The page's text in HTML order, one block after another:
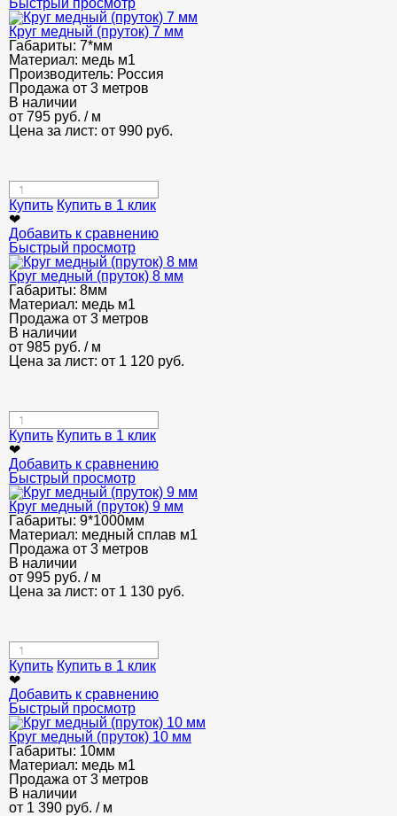
Быстрый просмотр
Круг медный (пруток) 7 мм
Габариты: 7*мм
Материал: медь м1
Производитель: Россия
Продажа от 3 метров
В наличии
от 795 руб. / м
Цена за лист: от 990 руб.
Купить Купить в 1 клик
❤
Добавить к сравнению
Быстрый просмотр
Круг медный (пруток) 8 мм
Габариты: 8мм
Материал: медь м1
Продажа от 3 метров
В наличии
от 985 руб. / м
Цена за лист: от 1 120 руб.
Купить Купить в 1 клик
❤
Добавить к сравнению
Быстрый просмотр
Круг медный (пруток) 9 мм
Габариты: 9*1000мм
Материал: медный сплав м1
Продажа от 3 метров
В наличии
от 995 руб. / м
Цена за лист: от 1 130 руб.
Купить Купить в 1 клик
❤
Добавить к сравнению
Быстрый просмотр
Круг медный (пруток) 10 мм
Габариты: 10мм
Материал: медь м1
Продажа от 3 метров
В наличии
от 1 390 руб. / м